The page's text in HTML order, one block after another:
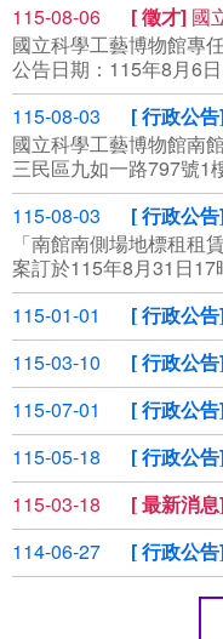
115-08-06 徵才 國
國立科學工藝博物館專
115-08-03
行政公告
國立科學工藝博物館南館南側場
115-08-03
行政公告
「南館南側場地標租租
案訂於115年8⽉31⽇
115-01-01
行政公告
115-03-10
行政公告
115-07-01
行政公告
115-05-18
行政公告
115-03-18
最新消息
114-06-27
行政公告